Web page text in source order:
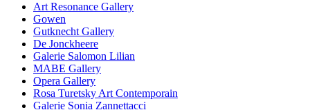
Art Resonance Gallery
Gowen
Gutknecht Gallery
De Jonckheere
Galerie Salomon Lilian
MABE Gallery
Opera Gallery
Rosa Turetsky Art Contemporain
Galerie Sonia Zannettacci